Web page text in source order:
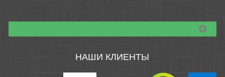
НАШИ КЛИЕНТЫ